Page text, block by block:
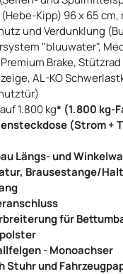
Kipp) 96 x 65 cm,
und Verdunklung
"bluuwater",
Premium Brake,
AL-KO
1.800 kg* (1.800 kg-
(Strom +
Längs- und
Brausestange/
für
- Monoachser
Stuhr und